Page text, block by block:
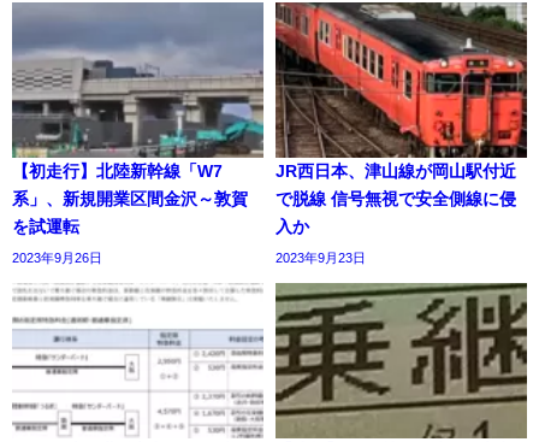
【初走行】北陸新幹線「W7
系」、新規開業区間金沢～敦賀
を試運転
2023年9月26日
JR西日本、津山線が岡山駅付近
で脱線 信号無視で安全側線に侵
入か
2023年9月23日